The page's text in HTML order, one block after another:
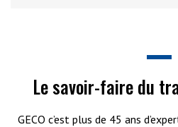
Le savoir-faire du
GECO c’est plus de 45 ans